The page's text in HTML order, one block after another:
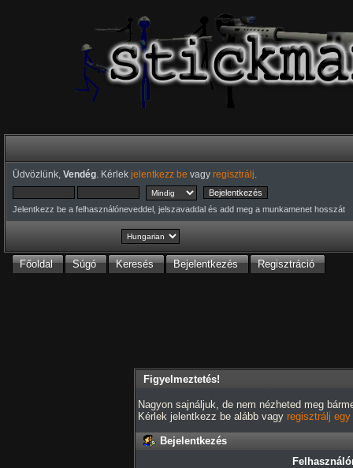
Üdvözlünk, Vendég. Kérlek jelentkezz be vagy regisztrálj
Jelentkezz be a felhasználóneveddel, jelszavaddal és add meg a munkamenet hosszát
Főoldal Súgó Keresés Bejelentkezés Regisztráció
Figyelmeztetés!
Nagyon sajnáljuk, de nem nézheted meg
Kérlek jelentkezz be alább vagy regisztrálj
Bejelentkezés